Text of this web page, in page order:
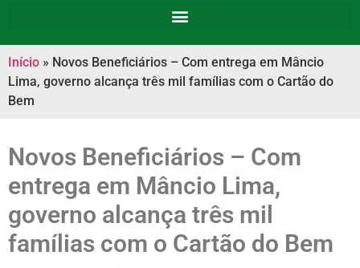
Início » Novos Beneficiários – Com entrega em Mâncio
Lima, governo alcança três mil famílias com o Cartão do
Bem
Novos Beneficiários – Com
entrega em Mâncio Lima,
governo alcança três mil
famílias com o Cartão do Bem